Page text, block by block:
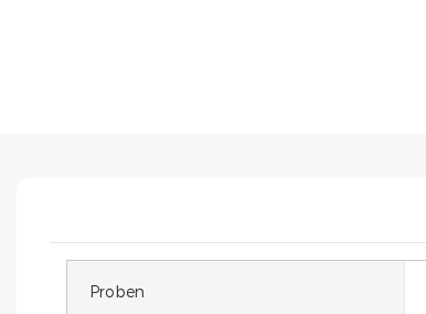
Proben